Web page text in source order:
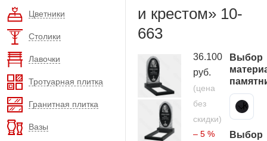
Цветники
Столики
Лавочки
Тротуарная плитка
Гранитная плитка
Вазы
и крестом» 10-
663
36.100
руб.
(цена
без
скидки)
– 5 %
Выбор
Карельский гранит
Выбор